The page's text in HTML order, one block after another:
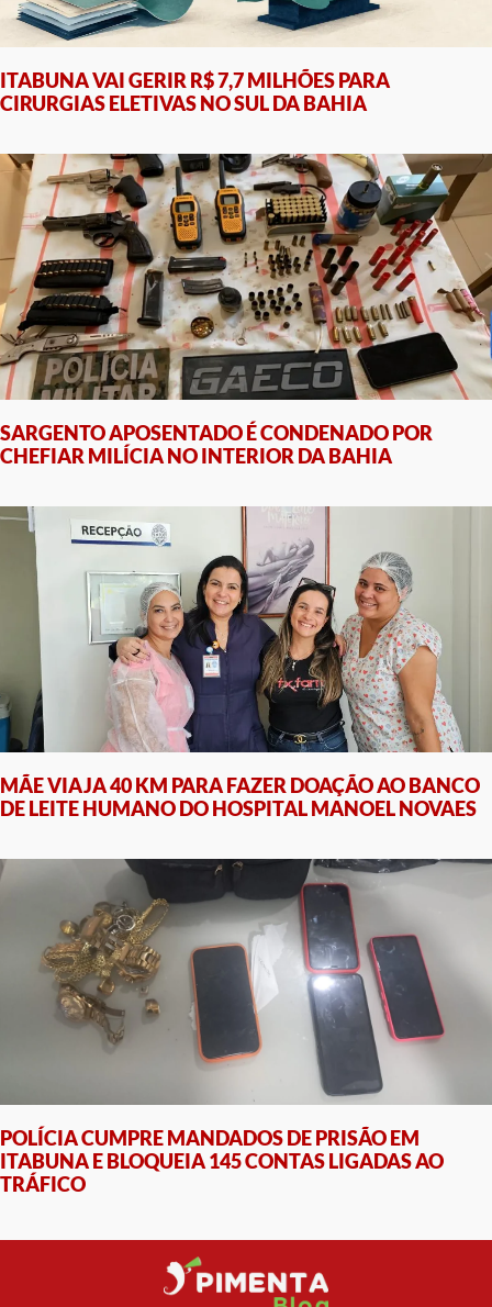
ITABUNA VAI GERIR R$ 7,7 MILHÕES PARA
CIRURGIAS ELETIVAS NO SUL DA BAHIA
SARGENTO APOSENTADO É CONDENADO POR
CHEFIAR MILÍCIA NO INTERIOR DA BAHIA
MÃE VIAJA 40 KM PARA FAZER DOAÇÃO AO BANCO
DE LEITE HUMANO DO HOSPITAL MANOEL NOVAES
POLÍCIA CUMPRE MANDADOS DE PRISÃO EM
ITABUNA E BLOQUEIA 145 CONTAS LIGADAS AO
TRÁFICO